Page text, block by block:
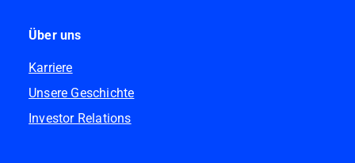
Über uns
Karriere
Unsere Geschichte
Investor Relations